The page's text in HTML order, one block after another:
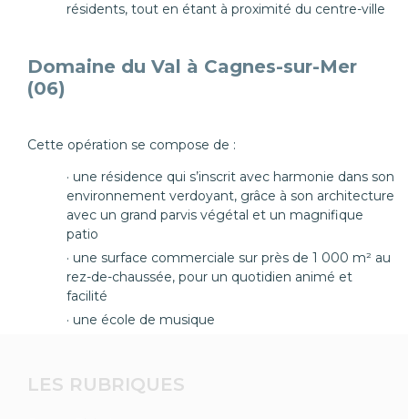
résidents, tout en étant à proximité du centre-ville
Domaine du Val à Cagnes-sur-Mer
(06)
Cette opération se compose de :
une résidence qui s’inscrit avec harmonie dans son
environnement verdoyant, grâce à son architecture
avec un grand parvis végétal et un magnifique
patio
une surface commerciale sur près de 1 000 m² au
rez-de-chaussée, pour un quotidien animé et
facilité
une école de musique
LES RUBRIQUES